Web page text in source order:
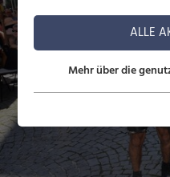
ALLE
Mehr über die